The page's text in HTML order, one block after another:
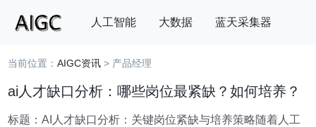
人工智能 大数据 蓝天采集器
搜索
当前位置：AIGC资讯 > 产品经理
ai人才缺口分析：哪些岗位最紧缺？如何培养？
标题：AI人才缺口分析：关键岗位紧缺与培养策略随着人工